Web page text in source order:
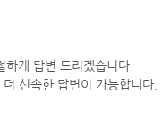
게 답변 드리겠습니다.
신속한 답변이 가능합니다.